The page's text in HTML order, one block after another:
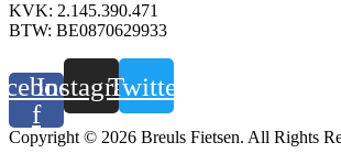
KVK: 2.145.390.471
BTW: BE0870629933
f
Instagram
Twitter
Copyright © 2026 Breuls Fietsen. All Rights